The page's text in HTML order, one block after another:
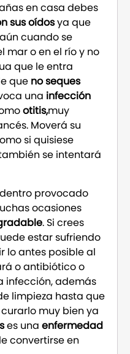
en casa debes
sus oídosya que
cuando se
mar o en el río y no
que le entra
que no seques
una infección
otitis,muy
Moverá su
si quisiese
se intentará
provocado
ocasiones
. Si crees
estar sufriendo
lo antes posible al
o antibiótico o
infección, además
limpieza hasta que
muy bien ya
es una enfermedad
convertirse en